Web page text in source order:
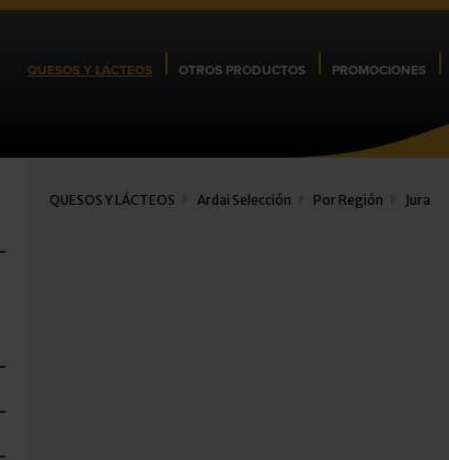
QUESOS Y LÁCTEOS OTROS PRODUCTOS PROMOCIONES
QUESOS Y LÁCTEOS Ardai Selección Por Región Jura